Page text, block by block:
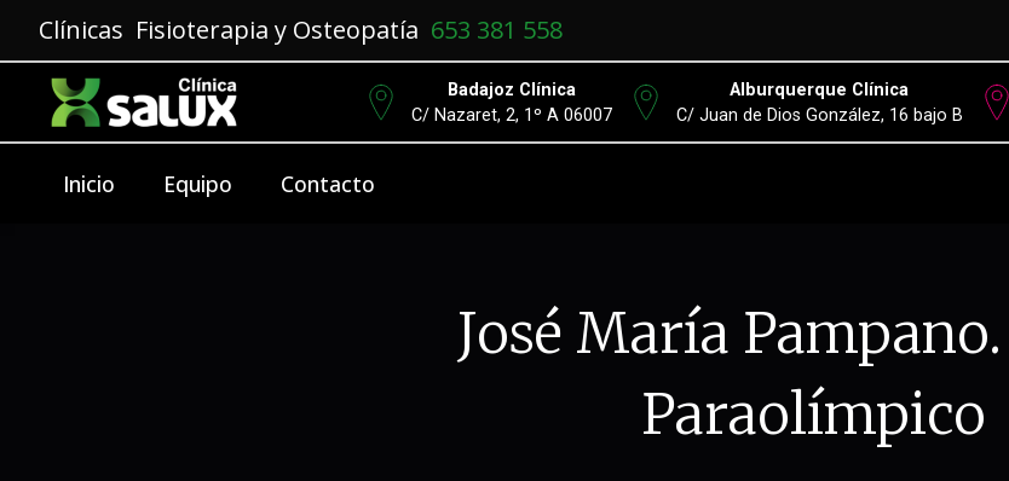
Clínicas Fisioterapia y Osteopatía 653 381 558
Badajoz Clínica
C/ Nazaret, 2, 1º A 06007
Alburquerque Clínica
C/ Juan de Dios González, 16 bajo B
Inicio Equipo Contacto
José María
Paraolímpico